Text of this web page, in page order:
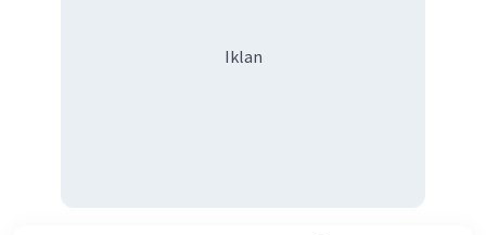
Iklan